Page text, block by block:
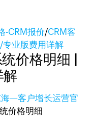
-CRM报价/CRM客
专业版费用详解
价格明细 |
解
—客户增长运营官